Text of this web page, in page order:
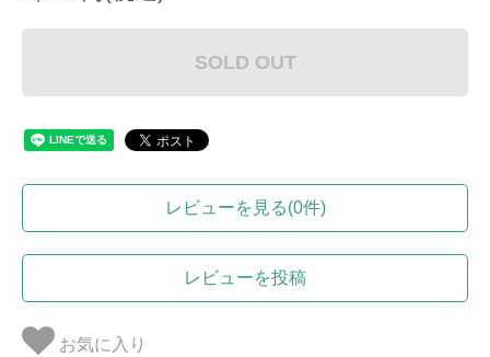
SOLD OUT
レビューを見る(0件)
レビューを投稿
お気に入り